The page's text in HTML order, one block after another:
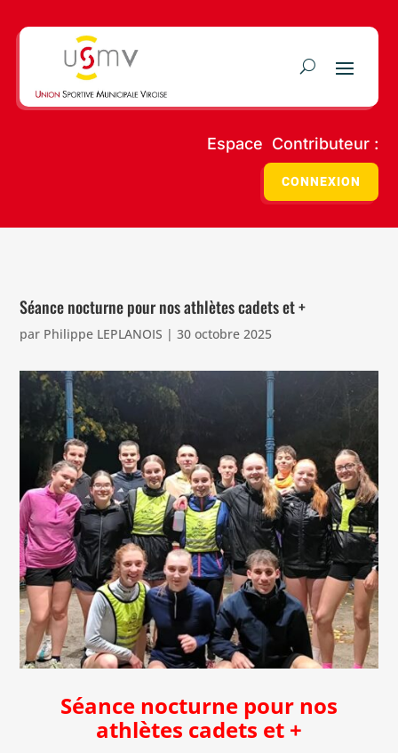
Espace Contributeur :
CONNEXION
Séance nocturne pour nos athlètes cadets et +
par Philippe LEPLANOIS |30 octobre 2025
Séance nocturne pour nos
athlètes cadets et +